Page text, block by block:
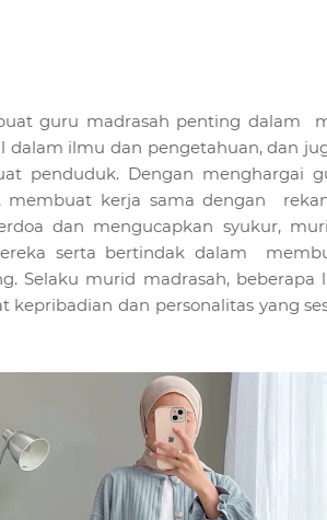
guru madrasah penting dalam
dalam ilmu dan pengetahuan, dan
penduduk. Dengan menghargai
membuat kerja sama dengan
dan mengucapkan syukur,
serta bertindak dalam
Selaku murid madrasah,
kepribadian dan personalitas yang